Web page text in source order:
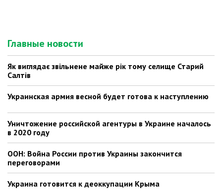
Главные новости
Як виглядає звільнене майже рік тому селище Старий
Салтів
Украинская армия весной будет готова к наступлению
Уничтожение российской агентуры в Украине началось
в 2020 году
ООН: Война России против Украины закончится
переговорами
Украина готовится к деоккупации Крыма